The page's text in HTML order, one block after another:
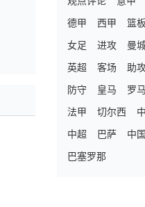
德甲
西甲 篮板
女足
进攻 曼
英超
客场 助
防守
皇马 罗马
法甲
切尔西
中超
巴萨 中国
巴塞罗那